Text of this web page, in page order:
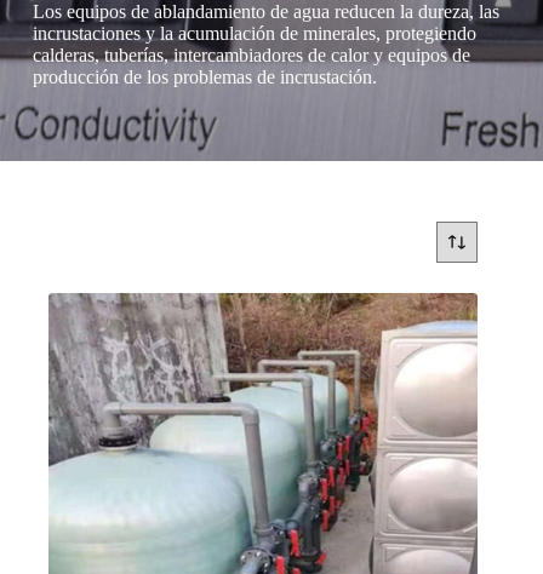
Los equipos de ablandamiento de agua reducen la dureza, las
incrustaciones y la acumulación de minerales, protegiendo
calderas, tuberías, intercambiadores de calor y equipos de
producción de los problemas de incrustación.